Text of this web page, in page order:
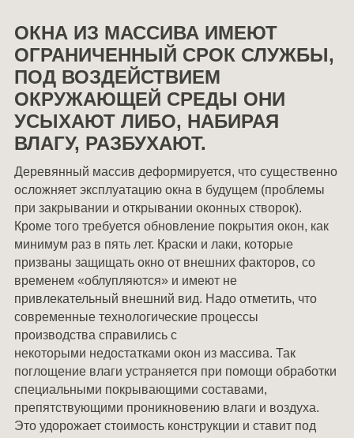
ОКНА ИЗ МАССИВА ИМЕЮТ
ОГРАНИЧЕННЫЙ СРОК СЛУЖБЫ,
ПОД ВОЗДЕЙСТВИЕМ
ОКРУЖАЮЩЕЙ СРЕДЫ ОНИ
УСЫХАЮТ ЛИБО, НАБИРАЯ
ВЛАГУ, РАЗБУХАЮТ.
Деревянный массив деформируется, что существенно
осложняет эксплуатацию окна в будущем (проблемы
при закрывании и открывании оконных створок).
Кроме того требуется обновление покрытия окон, как
минимум раз в пять лет. Краски и лаки, которые
призваны защищать окно от внешних факторов, со
временем «облупляются» и имеют не
привлекательный внешний вид. Надо отметить, что
современные технологические процессы
производства справились с
некоторыми недостатками окон из массива. Так
поглощение влаги устраняется при помощи обработки
специальными покрывающими составами,
препятствующими проникновению влаги и воздуха.
Это удорожает стоимость конструкции и ставит под